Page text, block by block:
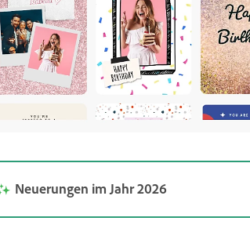
Neuerungen im Jahr 2026